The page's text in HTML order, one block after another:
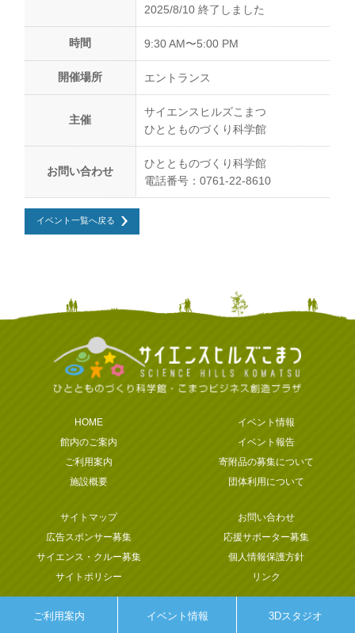
ご利用案内 イベント情報 3Dスタジオ
2025/8/10 終了しました
時間 9:30 AM〜5:00 PM
開催場所 エントランス
主催
サイエンスヒルズこまつ
ひととものづくり科学館
お問い合わせ
ひととものづくり科学館
電話番号：0761-22-8610
イベント一覧へ戻る
HOME
イベント情報
館内のご案内
イベント報告
ご利用案内
寄附品の募集について
施設概要
団体利用について
サイトマップ
お問い合わせ
広告スポンサー募集
応援サポーター募集
サイエンス・クルー募集
個人情報保護方針
サイトポリシー
リンク
Copyright © SCIENCE HILLS KOMATSU. All rights reserved.